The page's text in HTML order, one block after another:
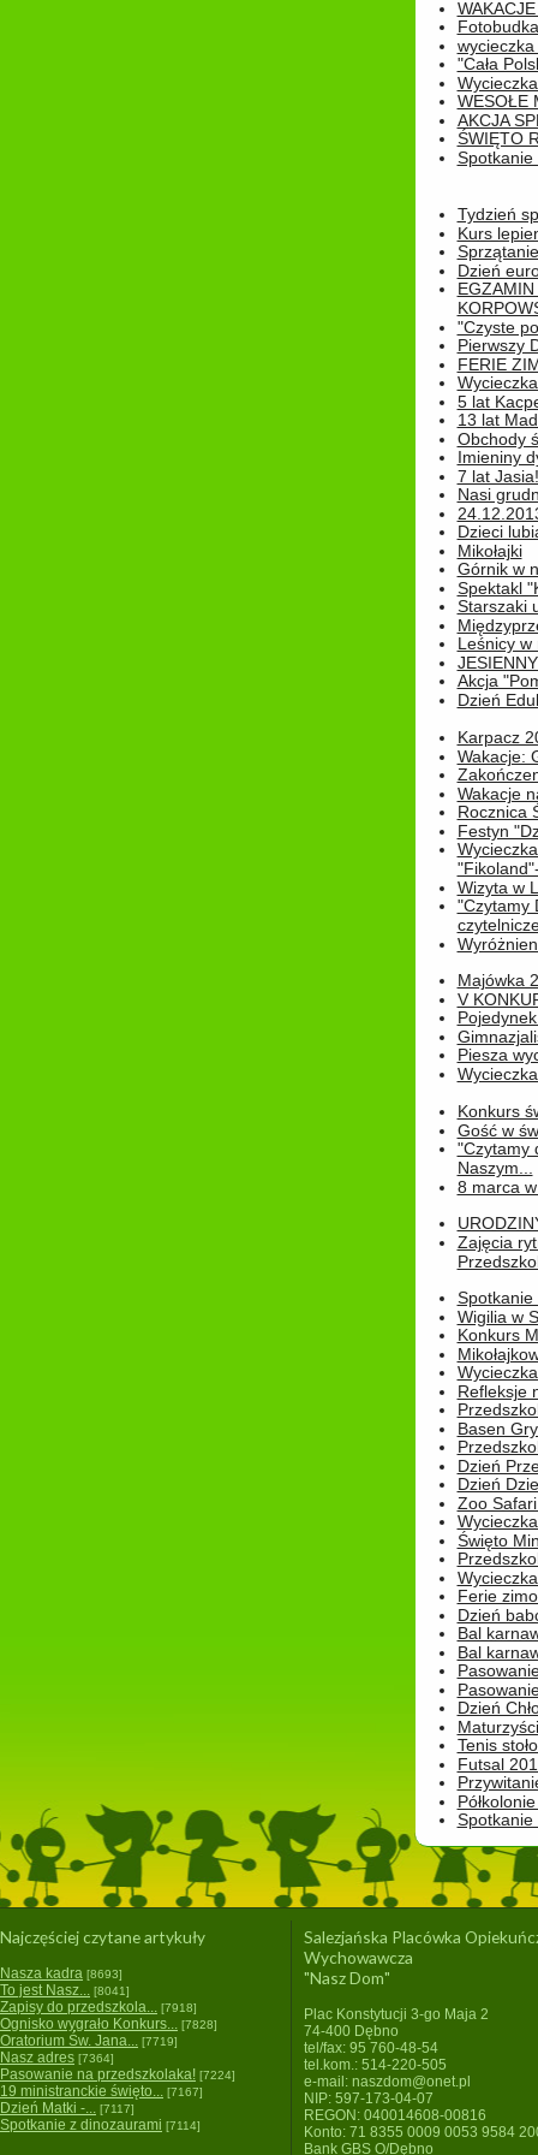
Fotobudka
"Cała
WESOŁE
AKCJA
ŚWIĘTO
Spotkanie
Tydzień
Kurs
Dzień
"Czyste
Pierwszy
FERIE
5 lat
13 lat
Obchody
Imieniny
7 lat Jasia!
Nasi
Dzieci
Mikołajki
Górnik w
Spektakl
Starszaki
Leśnicy w
Akcja
Dzień
Karpacz
Wakacje:
Wakacje
Rocznica
Festyn
Wizyta w
"Czytamy
Majówka
V
Piesza
Konkurs
Gość w
"Czytamy
Naszym...
8 marca
Zajęcia
Spotkanie
Wigilia w
Konkurs
Refleksje
Basen
Dzień
Dzień
Zoo
Święto
Ferie
Dzień
Bal
Bal
Dzień
Tenis
Futsal
Najczęściej czytane artykuły
Nasza kadra [8693]
To jest Nasz... [8041]
Zapisy do przedszkola... [7918]
Ognisko wygrało Konkurs... [7828]
Oratorium Św. Jana... [7719]
Nasz adres [7364]
Pasowanie na przedszkolaka! [7224]
19 ministranckie święto... [7167]
Dzień Matki -... [7117]
Spotkanie z dinozaurami [7114]
Salezjańska Placówka
Wychowawcza
"Nasz Dom"
Plac Konstytucji 3-go Maja 2
74-400 Dębno
tel/fax: 95 760-48-54
tel.kom.: 514-220-505
e-mail: naszdom@onet.pl
NIP: 597-173-04-07
REGON: 040014608-00816
Konto: 71 8355 0009 0053 9584
Bank GBS O/Dębno